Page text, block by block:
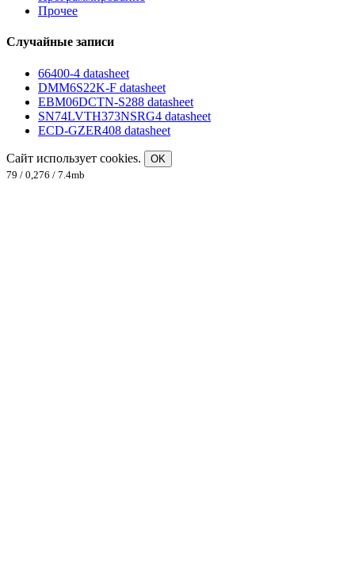
Прочее
Случайные записи
66400-4 datasheet
DMM6S22K-F datasheet
EBM06DCTN-S288 datasheet
SN74LVTH373NSRG4 datasheet
ECD-GZER408 datasheet
Сайт использует cookies.
OK
79 / 0,276 / 7.4mb